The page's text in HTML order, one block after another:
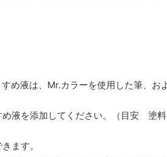
め液は、Mr.カラーを使用した筆、お
め液を添加してください。（目安 塗
ます。